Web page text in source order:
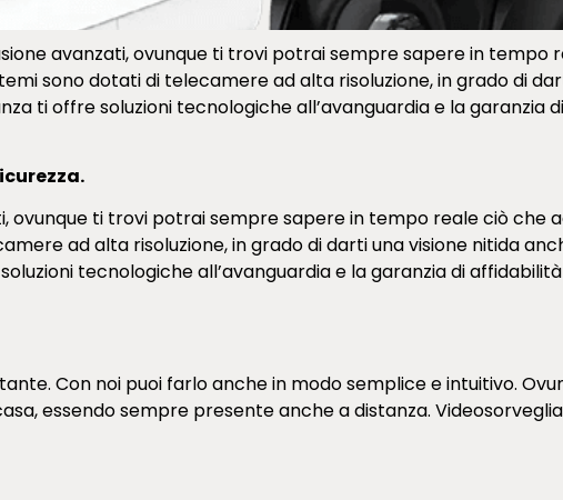
avanzati, ovunque ti trovi potrai sempre sapere in tempo
sono dotati di telecamere ad alta risoluzione, in grado di
ti offre soluzioni tecnologiche all’avanguardia e la garanzia
ovunque ti trovi potrai sempre sapere in tempo reale ciò che
ad alta risoluzione, in grado di darti una visione nitida
tecnologiche all’avanguardia e la garanzia di
Con noi puoi farlo anche in modo semplice e intuitivo.
essendo sempre presente anche a distanza.